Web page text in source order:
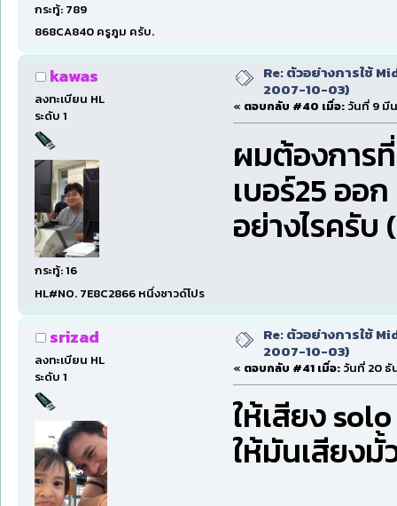
กระทู้: 789
868CA840 ครูภูม ครับ.
kawas
ลงทะเบียน HL
ระดับ 1
กระทู้: 16
HL#NO. 7E8C2866 หนึ่งซาวด์โปร
Re: ตัวอย่างการใช้
2007-10-03)
« ตอบกลับ #40 เมื่อ: วันที่ 9 มี
ผมต้องการ
เบอร์25 ออ
อย่างไรครั
srizad
ลงทะเบียน HL
ระดับ 1
Re: ตัวอย่างการใช้
2007-10-03)
« ตอบกลับ #41 เมื่อ: วันที่ 20 ธั
ให้เสียง
ให้มันเสียงมั้